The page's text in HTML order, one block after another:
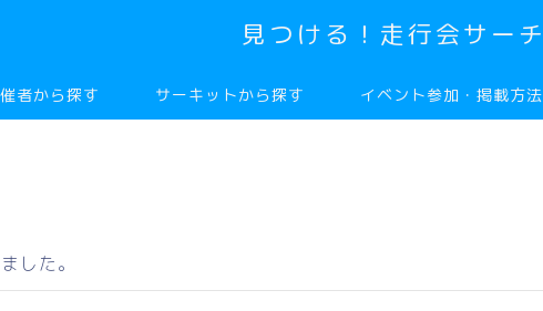
見つける！走行会サーチ
者から探す サーキットから探す イベント参加・掲載方法
した。